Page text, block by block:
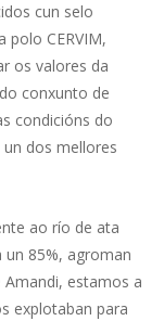
cun selo
polo CERVIM,
os valores da
conxunto de
condicións do
dos mellores
ao río de ata
un 85%, agroman
Amandi, estamos a
explotaban para